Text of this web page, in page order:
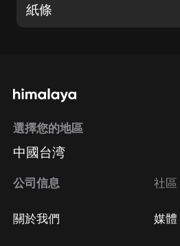
紙條
選擇您的地區
中國台湾
公司信息
關於我們
社區
媒體